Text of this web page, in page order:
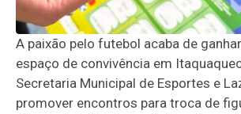
A paixão pelo futebol acaba de
espaço de convivência em
Secretaria Municipal de Esportes e
promover encontros para troca de